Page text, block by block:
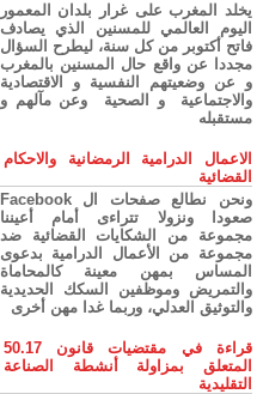
يخلد المغرب على غرار بلدان المعمور
اليوم العالمي للمسنين الذي يصادف
فاتح أكتوبر من كل سنة، ليطرح السؤال
مجددا عن واقع حال المسنين بالمغرب
و عن وضعيتهم النفسية و الاقتصادية
والاجتماعية و الصحية وعن مآلهم و
مستقبله
الاعمال الدرامية الرمضانية والاحكام
القضائية
ونحن نطالع صفحات ال Facebook
صعودا ونزولا تتراءى أمام أعيننا
مجموعة من الشكايات القضائية ضد
مجموعة من الأعمال الدرامية بدعوى
المساس بمهن معينة كالمحاماة
والتمريض وموظفين السكك الحديدية
والتوثيق العدلي، وربما غدا مهن أخرى
قراءة في مقتضيات قانون 50.17
المتعلق بمزاولة أنشطة الصناعة
التقليدية